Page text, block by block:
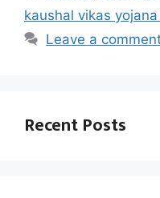
kaushal vikas
Leave a
Recent Posts